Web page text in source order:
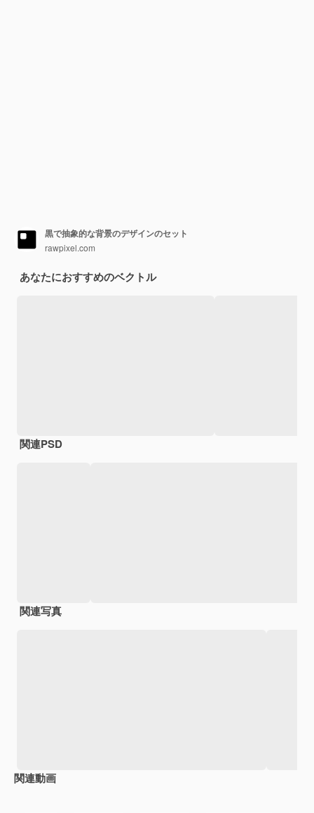
黒で抽象的な背景のデザインのセット
rawpixel.com
あなたにおすすめのベクトル
関連PSD
関連写真
関連動画